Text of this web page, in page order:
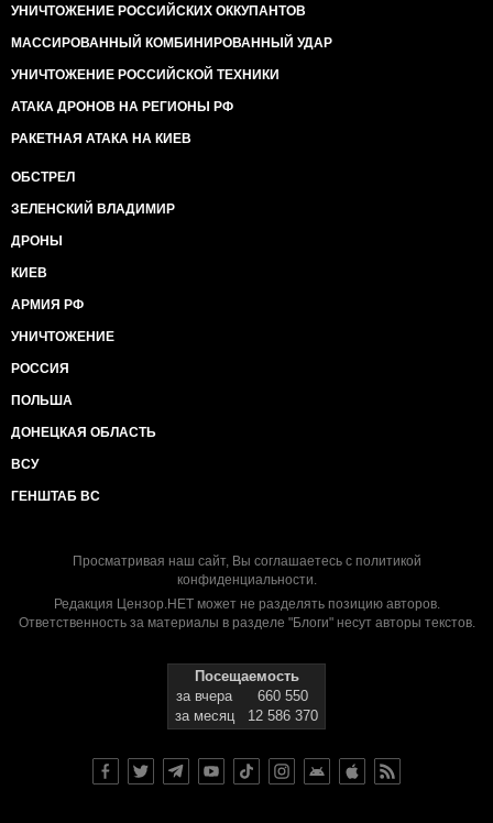
УНИЧТОЖЕНИЕ РОССИЙСКИХ ОККУПАНТОВ
МАССИРОВАННЫЙ КОМБИНИРОВАННЫЙ УДАР
УНИЧТОЖЕНИЕ РОССИЙСКОЙ ТЕХНИКИ
АТАКА ДРОНОВ НА РЕГИОНЫ РФ
РАКЕТНАЯ АТАКА НА КИЕВ
ОБСТРЕЛ
ЗЕЛЕНСКИЙ ВЛАДИМИР
ДРОНЫ
КИЕВ
АРМИЯ РФ
УНИЧТОЖЕНИЕ
РОССИЯ
ПОЛЬША
ДОНЕЦКАЯ ОБЛАСТЬ
ВСУ
ГЕНШТАБ ВС
Просматривая наш сайт, Вы соглашаетесь с политикой
конфиденциальности.
Редакция Цензор.НЕТ может не разделять позицию авторов.
Ответственность за материалы в разделе "Блоги" несут авторы текстов.
Посещаемость
за вчера
660 550
за месяц
12 586 370